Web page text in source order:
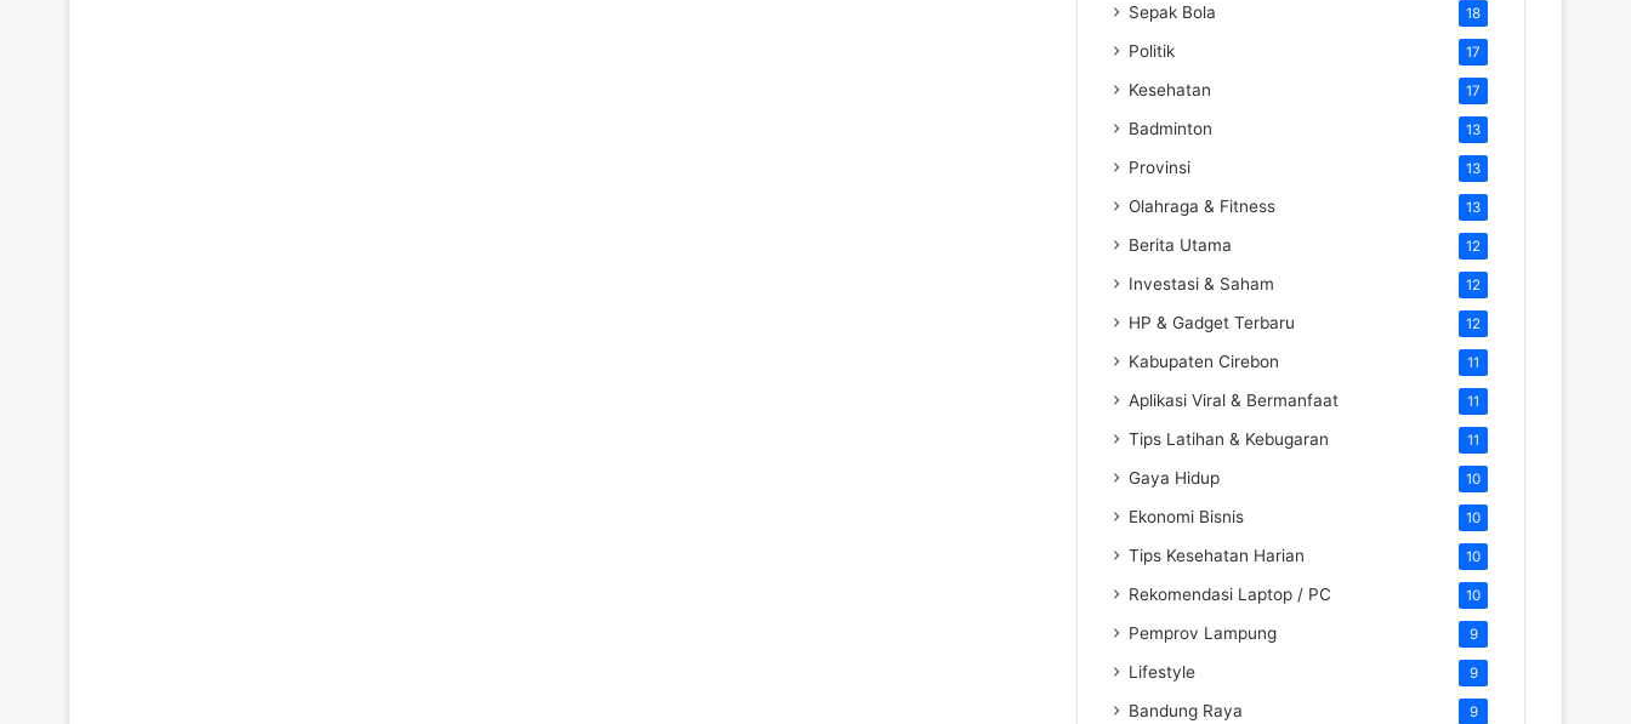
Sepak Bola 18
Politik 17
Kesehatan 17
Badminton 13
Provinsi 13
Olahraga & Fitness 13
Berita Utama 12
Investasi & Saham 12
HP & Gadget Terbaru 12
Kabupaten Cirebon 11
Aplikasi Viral & Bermanfaat 11
Tips Latihan & Kebugaran 11
Gaya Hidup 10
Ekonomi Bisnis 10
Tips Kesehatan Harian 10
Rekomendasi Laptop / PC 10
Pemprov Lampung 9
Lifestyle 9
Bandung Raya 9